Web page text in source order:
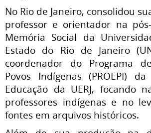
No Rio de Janeiro, consolidou
professor e orientador na
Memória Social da
Estado do Rio de Janeiro
coordenador do Programa
Povos Indígenas (PROEPI)
Educação da UERJ, focando
professores indígenas e no
fontes em arquivos históricos.